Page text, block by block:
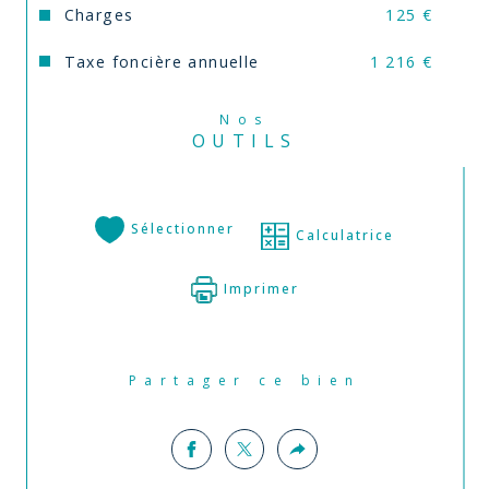
Charges 125 €
Taxe foncière annuelle 1 216 €
Nos
OUTILS
Sélectionner Calculatrice
Imprimer
Partager ce bien